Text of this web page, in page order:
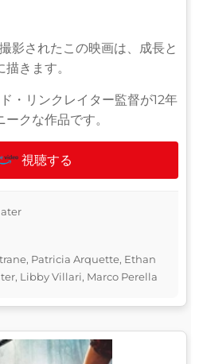
影されたこの映画は、成長と
きます。
・リンクレイター監督が12年
クな作品です。
視聴する
Patricia Arquette, Ethan
Libby Villari, Marco Perella